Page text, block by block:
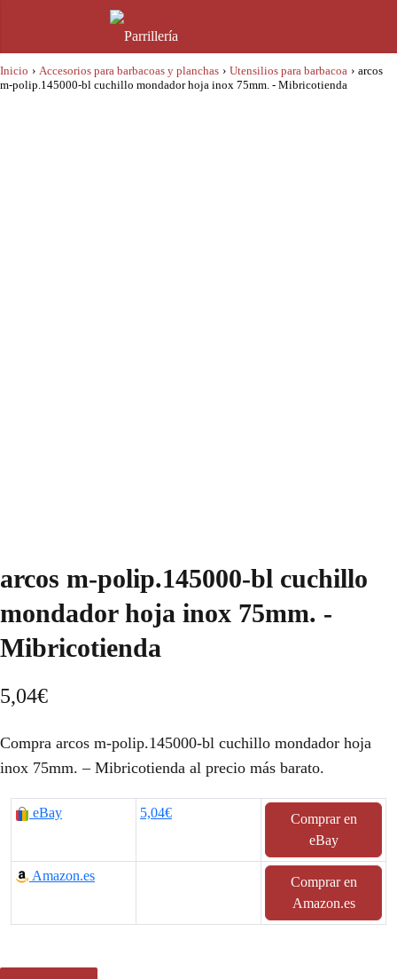
Inicio › Accesorios para barbacoas y planchas › Utensilios para barbacoa › arcos
m-polip.145000-bl cuchillo mondador hoja inox 75mm. - Mibricotienda
arcos m-polip.145000-bl cuchillo
mondador hoja inox 75mm. -
Mibricotienda
5,04€
Compra arcos m-polip.145000-bl cuchillo mondador hoja
inox 75mm. – Mibricotienda al precio más barato.
eBay 5,04€
Comprar en
eBay
Amazon.es
Comprar en
Amazon.es